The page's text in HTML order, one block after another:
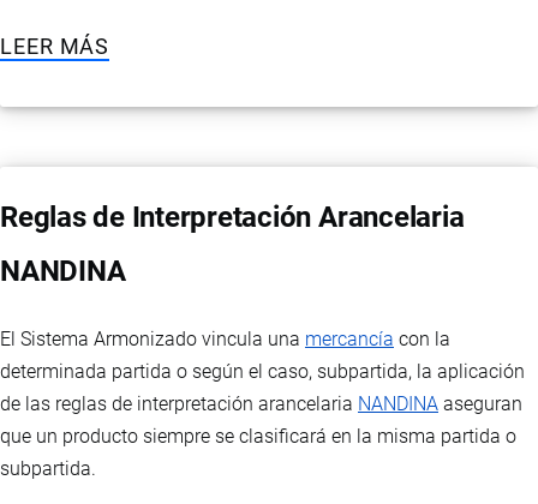
LEER MÁS
Reglas de Interpretación Arancelaria
NANDINA
El Sistema Armonizado vincula una mercancía con la
determinada partida o según el caso, subpartida, la aplicación
de las reglas de interpretación arancelaria NANDINA aseguran
que un producto siempre se clasificará en la misma partida o
subpartida.